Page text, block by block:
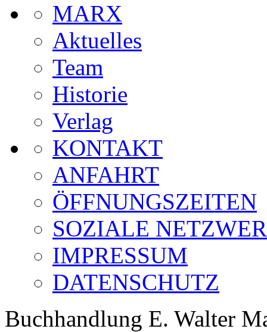
MARX
Aktuelles
Team
Historie
Verlag
KONTAKT
ANFAHRT
ÖFFNUNGSZEITEN
SOZIALE
IMPRESSUM
DATENSCHUTZ
Buchhandlung E. Walter